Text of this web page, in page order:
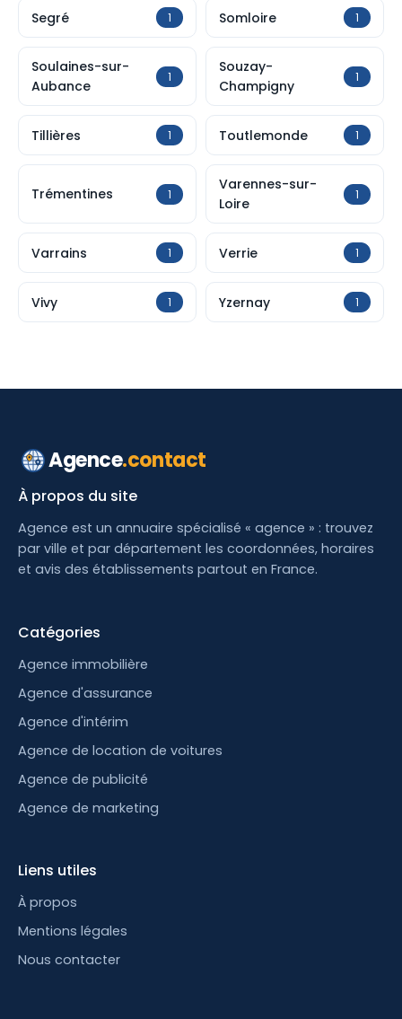
Segré 1 Somloire 1
Soulaines-sur-
Aubance
1
Souzay-
Champigny
1
Tillières 1 Toutlemonde 1
Trémentines 1
Varennes-sur-
Loire
1
Varrains 1 Verrie 1
Vivy 1 Yzernay 1
Agence.contact
À propos du site
Agence est un annuaire spécialisé « agence » : trouvez
par ville et par département les coordonnées, horaires
et avis des établissements partout en France.
Catégories
Agence immobilière
Agence d'assurance
Agence d'intérim
Agence de location de voitures
Agence de publicité
Agence de marketing
Liens utiles
À propos
Mentions légales
Nous contacter